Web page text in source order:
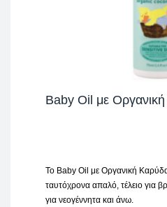
Baby Oil με
Το Baby Oil με Οργανική
ταυτόχρονα απαλό, τέλειο για
για νεογέννητα και άνω.